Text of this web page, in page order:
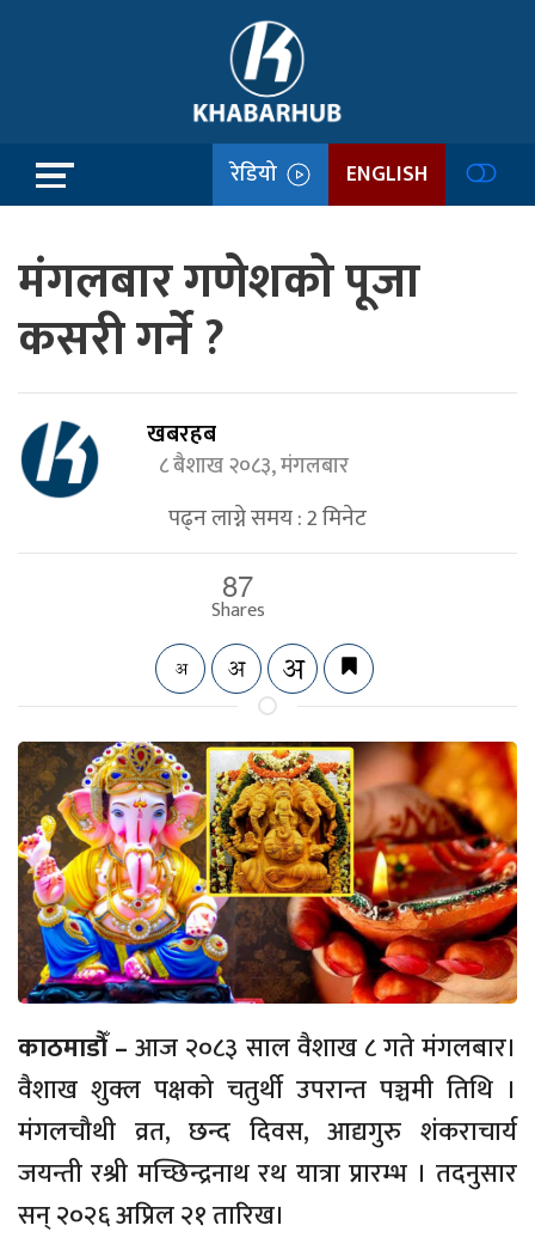
रेडियो ENGLISH
मंगलबार गणेशको पूजा
कसरी गर्ने ?
खबरहब
८ बैशाख २०८३, मंगलबार
पढ्न लाग्ने समय :2मिनेट
87
Shares
काठमाडौँ –आज २०८३ साल वैशाख ८ गते मंगलबार।
वैशाख शुक्ल पक्षको चतुर्थी उपरान्त पञ्चमी तिथि ।
मंगलचौथी व्रत, छन्द दिवस, आद्यगुरु शंकराचार्य
जयन्ती रश्री मच्छिन्द्रनाथ रथ यात्रा प्रारम्भ । तदनुसार
सन् २०२६ अप्रिल २१ तारिख।